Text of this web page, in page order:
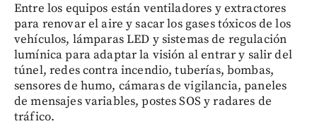
Entre los equipos están ventiladores y extractores
para renovar el aire y sacar los gases tóxicos de los
vehículos, lámparas LED y sistemas de regulación
lumínica para adaptar la visión al entrar y salir del
túnel, redes contra incendio, tuberías, bombas,
sensores de humo, cámaras de vigilancia, paneles
de mensajes variables, postes SOS y radares de
tráfico.